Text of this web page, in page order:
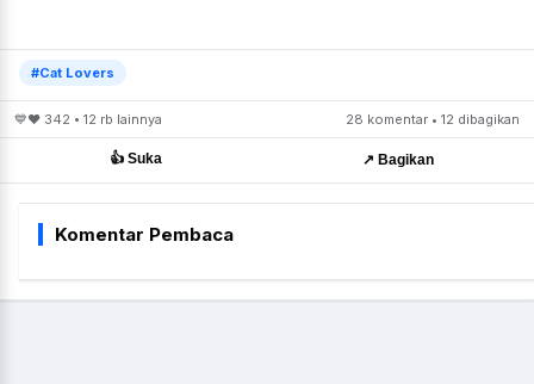
#Cat Lovers
💙❤️ 342 • 12 rb lainnya 28 komentar • 12 dibagikan
👍 Suka ↗️ Bagikan
Komentar Pembaca